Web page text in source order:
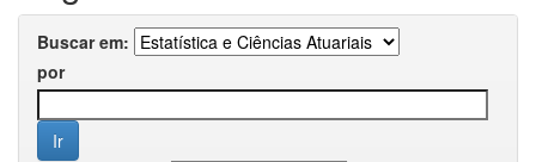
Buscar em:
por